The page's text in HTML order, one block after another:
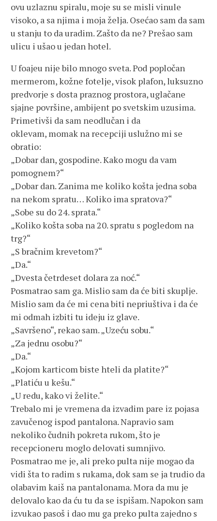
ovu uzlaznu spiralu, moje su se misli vinule
visoko, a sa njima i moja želja. Osećao sam da sam
u stanju to da uradim. Zašto da ne? Prešao sam
ulicu i ušao u jedan hotel.
U foajeu nije bilo mnogo sveta. Pod popločan
mermerom, kožne fotelje, visok plafon, luksuzno
predvorje s dosta praznog prostora, uglačane
sjajne površine, ambijent po svetskim uzusima.
Primetivši da sam neodlučan i da
oklevam, momak na recepciji uslužno mi se
obratio:
„Dobar dan, gospodine. Kako mogu da vam
pomognem?“
„Dobar dan. Zanima me koliko košta jedna soba
na nekom spratu… Koliko ima spratova?“
„Sobe su do 24. sprata.“
„Koliko košta soba na 20. spratu s pogledom na
trg?“
„S bračnim krevetom?“
„Da.“
„Dvesta četrdeset dolara za noć.“
Posmatrao sam ga. Mislio sam da će biti skuplje.
Mislio sam da će mi cena biti nepriuštiva i da će
mi odmah izbiti tu ideju iz glave.
„Savršeno“, rekao sam. „Uzeću sobu.“
„Za jednu osobu?“
„Da.“
„Kojom karticom biste hteli da platite?“
„Platiću u kešu.“
„U redu, kako vi želite.“
Trebalo mi je vremena da izvadim pare iz pojasa
zavučenog ispod pantalona. Napravio sam
nekoliko čudnih pokreta rukom, što je
recepcioneru moglo delovati sumnjivo.
Posmatrao me je, ali preko pulta nije mogao da
vidi šta to radim s rukama, dok sam se ja trudio da
olabavim kaiš na pantalonama. Mora da mu je
delovalo kao da ću tu da se ispišam. Napokon sam
izvukao pasoš i dao mu ga preko pulta zajedno s